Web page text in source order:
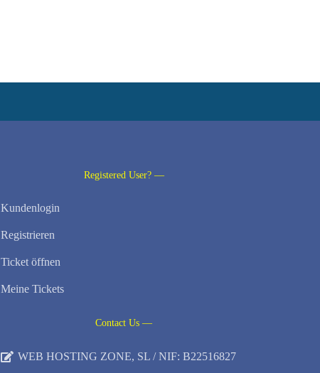
Registered User? —
Kundenlogin
Registrieren
Ticket öffnen
Meine Tickets
Contact Us —
WEB HOSTING ZONE, SL / NIF: B22516827